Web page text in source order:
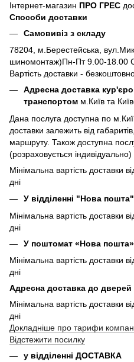
Інтернет-магазин ПРО ГРЕС
Способи доставки
Самовивіз з складу
78204, м.Берестейська,
шиномонтаж)Пн-Пт 9.00-18.00
Вартість доставки -
Адресна доставка
транспортом м.Київ та
Дана послуга доступна по
доставки залежить від
маршруту. Також доступна
(розраховується індивідуально) .
Мінімальна вартість доставки
дні
У відділенні "Нова пошта"
Мінімальна вартість доставки
дні
У поштомат «Нова пошта»
Мінімальна вартість доставки
дні
Адресна доставка до
Мінімальна вартість доставки
дні
Докладніше про тарифи
Відстежити посилку
у відділенні ДОСТАВКА